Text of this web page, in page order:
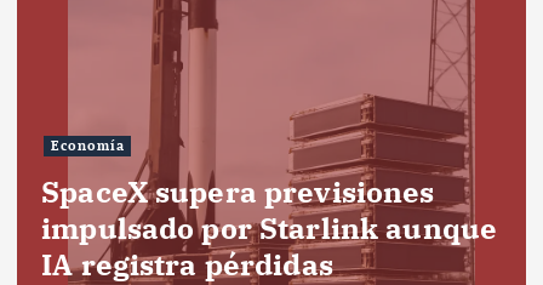
Economía
SpaceX supera previsiones
impulsado por Starlink aunque
IA registra pérdidas